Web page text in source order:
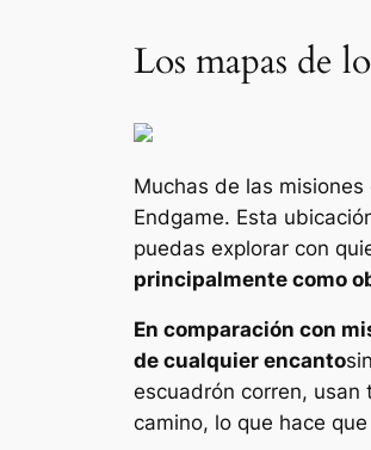
Los mapas de
Muchas de las
Endgame. Esta
puedas explorar con
principalmente como
En comparación con
de cualquier encanto
escuadrón corren, usan
camino, lo que hace